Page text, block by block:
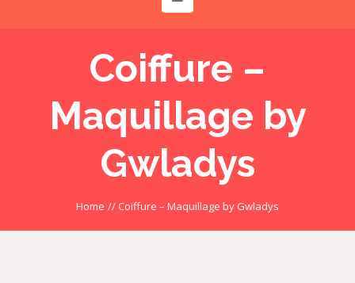
Coiffure –
Maquillage by
Gwladys
Home // Coiffure – Maquillage by Gwladys